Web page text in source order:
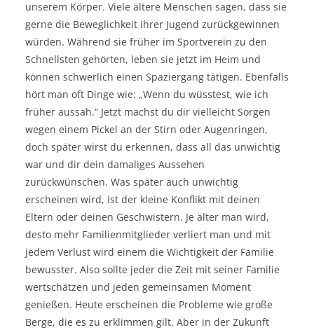
unserem Körper. Viele ältere Menschen sagen, dass sie
gerne die Beweglichkeit ihrer Jugend zurückgewinnen
würden. Während sie früher im Sportverein zu den
Schnellsten gehörten, leben sie jetzt im Heim und
können schwerlich einen Spaziergang tätigen. Ebenfalls
hört man oft Dinge wie: „Wenn du wüsstest, wie ich
früher aussah.“ Jetzt machst du dir vielleicht Sorgen
wegen einem Pickel an der Stirn oder Augenringen,
doch später wirst du erkennen, dass all das unwichtig
war und dir dein damaliges Aussehen
zurückwünschen. Was später auch unwichtig
erscheinen wird, ist der kleine Konflikt mit deinen
Eltern oder deinen Geschwistern. Je älter man wird,
desto mehr Familienmitglieder verliert man und mit
jedem Verlust wird einem die Wichtigkeit der Familie
bewusster. Also sollte jeder die Zeit mit seiner Familie
wertschätzen und jeden gemeinsamen Moment
genießen. Heute erscheinen die Probleme wie große
Berge, die es zu erklimmen gilt. Aber in der Zukunft